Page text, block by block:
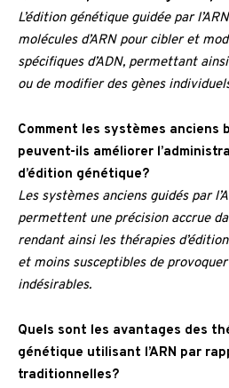
L’édition génétique guidée par
molécules d’ARN pour cibler et
spécifiques d’ADN, permettant
ou de modifier des gènes
Comment les systèmes anciens
peuvent-ils améliorer
d’édition génétique?
Les systèmes anciens guidés par
permettent une précision accrue
rendant ainsi les thérapies
et moins susceptibles de
indésirables.
Quels sont les avantages des
génétique utilisant l’ARN par
traditionnelles?